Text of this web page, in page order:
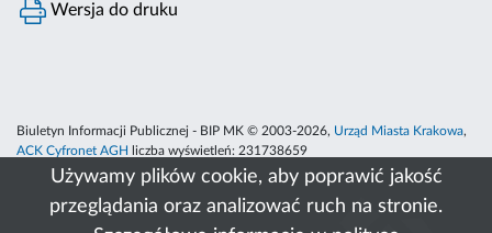
Używamy plików cookie, aby poprawić jakość
przeglądania oraz analizować ruch na stronie.
Wersja do druku
Biuletyn Informacji Publicznej - BIP MK © 2003-2026, Urząd Miasta Krakowa,
ACK Cyfronet AGH
liczba wyświetleń: 231738659